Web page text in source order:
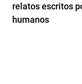
relatos escritos
humanos